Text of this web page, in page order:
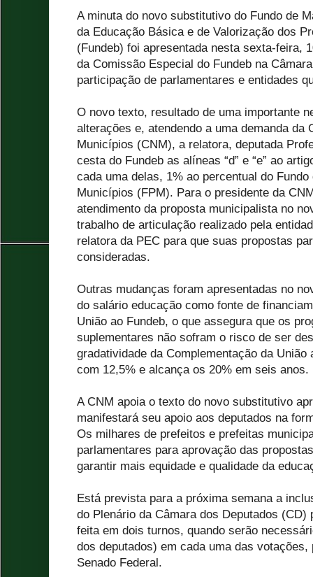
A minuta do novo substitutivo do Fundo de
da Educação Básica e de Valorização dos
(Fundeb) foi apresentada nesta sexta-feira,
da Comissão Especial do Fundeb na
participação de parlamentares e entidades
O novo texto, resultado de uma importante
alterações e, atendendo a uma demanda da
Municípios (CNM), a relatora, deputada
cesta do Fundeb as alíneas “d” e “e” ao
cada uma delas, 1% ao percentual do
Municípios (FPM). Para o presidente da
atendimento da proposta municipalista no
trabalho de articulação realizado pela
relatora da PEC para que suas propostas
consideradas.
Outras mudanças foram apresentadas no
do salário educação como fonte de
União ao Fundeb, o que assegura que os
suplementares não sofram o risco de ser
gradatividade da Complementação da
com 12,5% e alcança os 20% em seis anos.
A CNM apoia o texto do novo substitutivo
manifestará seu apoio aos deputados na
Os milhares de prefeitos e prefeitas
parlamentares para aprovação das
garantir mais equidade e qualidade da
Está prevista para a próxima semana a
do Plenário da Câmara dos Deputados
feita em dois turnos, quando serão
dos deputados) em cada uma das
Senado Federal.